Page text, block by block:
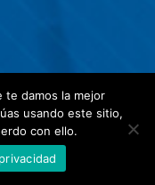
te damos la mejor
usando este sitio,
con ello.